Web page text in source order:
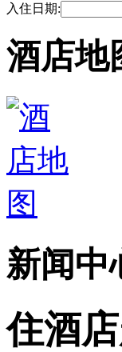
入住日期:
酒店地
新闻中
住酒